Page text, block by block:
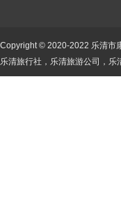
Copyright © 2020-2022 乐清
乐清旅行社，乐清旅游公司，乐